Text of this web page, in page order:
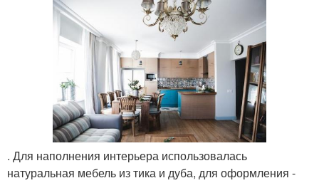
. Для наполнения интерьера использовалась
натуральная мебель из тика и дуба, для оформления -